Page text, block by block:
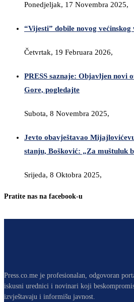
Ponedjeljak, 17 Novembra 2025,
“Vijesti” dobile novog većinskog
Četvrtak, 19 Februara 2026,
PRESS saznaje: Objavljen novi
Gore, pogledajte
Subota, 8 Novembra 2025,
Jevto obavještavao
stanju, Bošković: „Za muštuluk
Srijeda, 8 Oktobra 2025,
Pratite nas na facebook-u
Press.co.me je profesionalan, odgovoran
iskusni urednici i novinari koji
izvještavaju i informišu javnost.